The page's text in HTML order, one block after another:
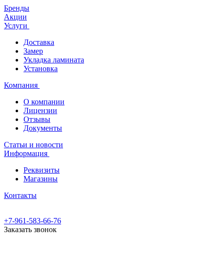
Бренды
Акции
Услуги
Доставка
Замер
Укладка ламината
Установка
Компания
О компании
Лицензии
Отзывы
Документы
Статьи и новости
Информация
Реквизиты
Магазины
Контакты
+7-961-583-66-76
Заказать звонок